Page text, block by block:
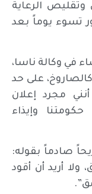
الرعاية
تسوء يوماً بعد
في وكالة ناسا،
على حد
مجرد إعلان
وإيذاء
صادماً بقوله:
أريد أن أقود